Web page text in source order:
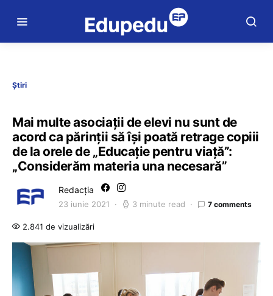
Știri
Mai multe asociații de elevi nu sunt de
acord ca părinții să își poată retrage copiii
de la orele de „Educație pentru viață”:
„Considerăm materia una necesară”
Redacția
23 iunie 2021 3 minute read 7 comments
2.841 de vizualizări